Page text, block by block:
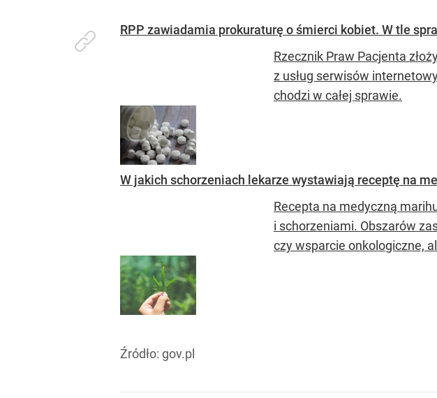
RPP zawiadamia prokuraturę o śmierci kobiet. W tle
Rzecznik Praw Pacjenta
z usług serwisów
chodzi w całej sprawie.
W jakich schorzeniach lekarze wystawiają receptę na
Recepta na medyczną
i schorzeniami. Obszarów
czy wsparcie onkologiczne,
Źródło: gov.pl